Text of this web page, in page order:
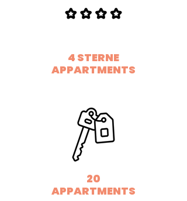
4 STERNE
APPARTMENTS
20
APPARTMENTS